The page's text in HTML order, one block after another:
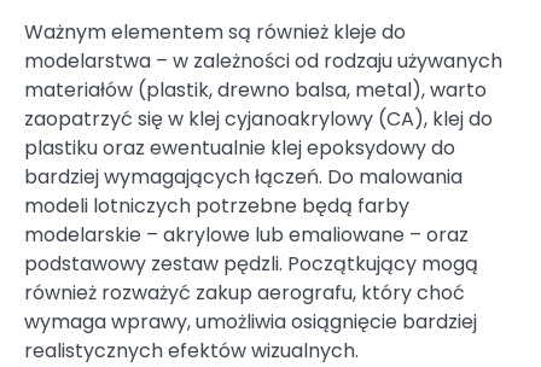
Ważnym elementem są również kleje do
modelarstwa – w zależności od rodzaju używanych
materiałów (plastik, drewno balsa, metal), warto
zaopatrzyć się w klej cyjanoakrylowy (CA), klej do
plastiku oraz ewentualnie klej epoksydowy do
bardziej wymagających łączeń. Do malowania
modeli lotniczych potrzebne będą farby
modelarskie – akrylowe lub emaliowane – oraz
podstawowy zestaw pędzli. Początkujący mogą
również rozważyć zakup aerografu, który choć
wymaga wprawy, umożliwia osiągnięcie bardziej
realistycznych efektów wizualnych.